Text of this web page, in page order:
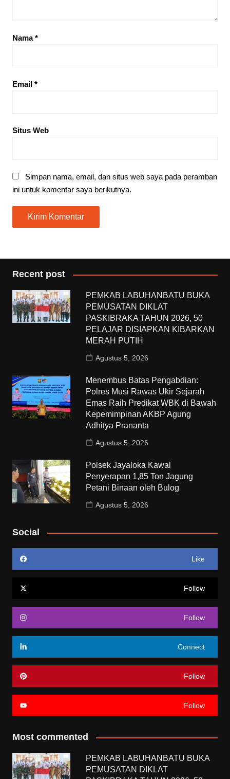
Nama*
Email *
Situs Web
Simpan nama, email, dan situs web saya pada peramban
ini untuk komentar saya berikutnya.
Recent post
PEMKAB LABUHANBATU BUKA
PEMUSATAN DIKLAT
PASKIBRAKA TAHUN 2026, 50
PELAJAR DISIAPKAN KIBARKAN
MERAH PUTIH
Agustus 5, 2026
Menembus Batas Pengabdian:
Polres Musi Rawas Ukir Sejarah
Emas Raih Predikat WBK di Bawah
Kepemimpinan AKBP Agung
Adhitya Prananta
Agustus 5, 2026
Polsek Jayaloka Kawal
Penyerapan 1,85 Ton Jagung
Petani Binaan oleh Bulog
Agustus 5, 2026
Social
Like
Follow
Follow
Connect
Follow
Follow
Most commented
PEMKAB LABUHANBATU BUKA
PEMUSATAN DIKLAT